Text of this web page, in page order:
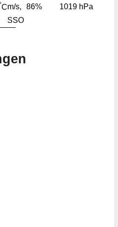
Cm/s,
SSO
86% 1019 hPa